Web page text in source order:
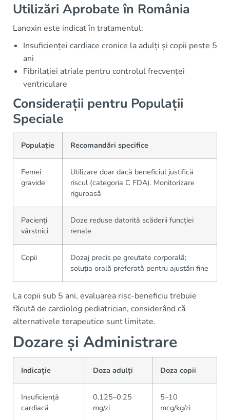
Utilizări Aprobate în România
Lanoxin este indicat în tratamentul:
Insuficienței cardiace cronice la adulți și copii peste 5
ani
Fibrilației atriale pentru controlul frecvenței
ventriculare
Considerații pentru Populații
Speciale
Populație Recomandări specifice
Femei
gravide
Utilizare doar dacă beneficiul justifică
riscul (categoria C FDA). Monitorizare
riguroasă
Pacienți
vârstnici
Doze reduse datorită scăderii funcției
renale
Copii
Dozaj precis pe greutate corporală;
soluția orală preferată pentru ajustări fine
La copii sub 5 ani, evaluarea risc-beneficiu trebuie
făcută de cardiolog pediatrician, considerând că
alternativele terapeutice sunt limitate.
Dozare și Administrare
Indicație Doza adulți Doza copii
Insuficiență
cardiacă
0.125–0.25
mg/zi
5–10
mcg/kg/zi